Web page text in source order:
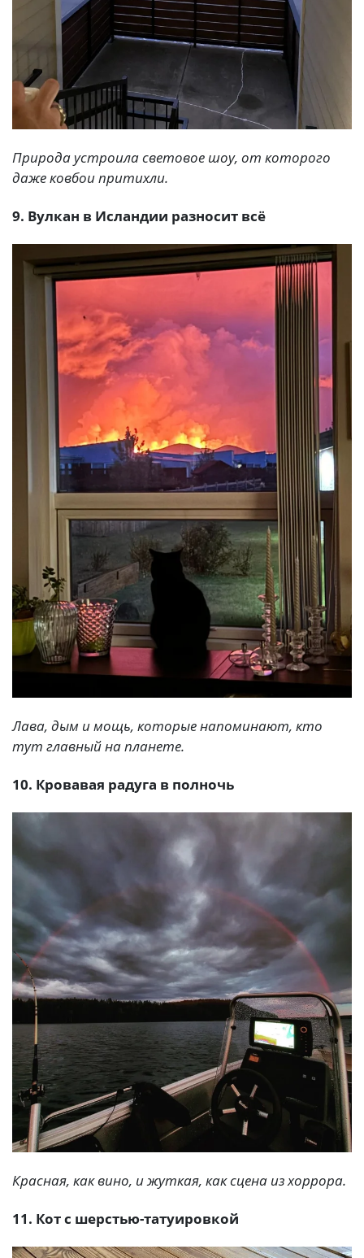
Природа устроила световое шоу, от которого
даже ковбои притихли.
9. Вулкан в Исландии разносит всё
Лава, дым и мощь, которые напоминают, кто
тут главный на планете.
10. Кровавая радуга в полночь
Красная, как вино, и жуткая, как сцена из хоррора.
11. Кот с шерстью-татуировкой